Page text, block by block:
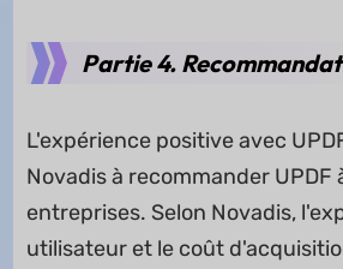
Partie 4.
L'expérience positive avec
Novadis à recommander UPDF
entreprises. Selon Novadis,
utilisateur et le coût